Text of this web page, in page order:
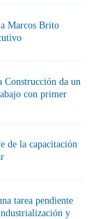
Marcos Brito
Construcción da un
con primer
de la capacitación
tarea pendiente
y